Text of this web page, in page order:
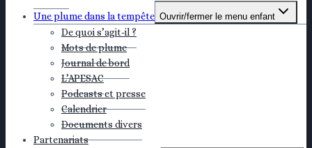
Une plume dans la tempête Ouvrir/fermer le menu enfant
De quoi s’agit-il ?
Mots de plume
Journal de bord
L’APESAC
Podcasts et presse
Calendrier
Documents divers
Partenariats